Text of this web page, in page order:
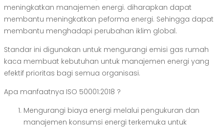
meningkatkan manajemen energi. diharapkan dapat
membantu meningkatkan peforma energi. Sehingga dapat
membantu menghadapi perubahan iklim global.
Standar ini digunakan untuk mengurangi emisi gas rumah
kaca membuat kebutuhan untuk manajemen energi yang
efektif prioritas bagi semua organisasi.
Apa manfaatnya ISO 50001:2018 ?
Mengurangi biaya energi melalui pengukuran dan
manajemen konsumsi energi terkemuka untuk